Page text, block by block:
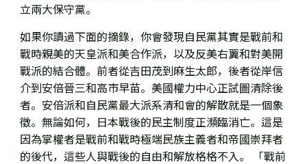
立兩大保守黨。
如果你讀過下面的摘錄，你會發現自民黨其實是戰前和
戰時親美的天皇派和美合作派，以及反美右翼和對美開
戰派的結合體。前者從吉田茂到麻生太郎，後者從岸信
介到安倍晉三和高市早苗。美國權力中心正試圖清除後
者。安倍派和自民黨最大派系清和會的解散就是一個象
徵。無論如何，日本戰後的民主制度正瀕臨消亡。這是
因為掌權者是戰前和戰時極端民族主義者和帝國崇拜者
的後代，這些人與戰後的自由和解放格格不入。 「戰前